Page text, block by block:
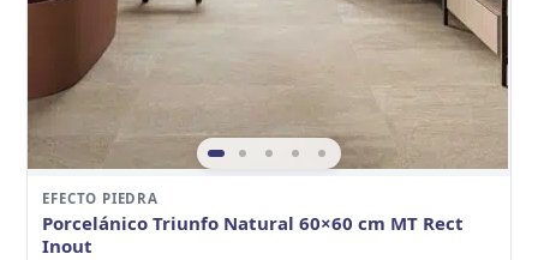
EFECTO PIEDRA
Porcelánico Triunfo Natural 60×60 cm MT Rect
Inout